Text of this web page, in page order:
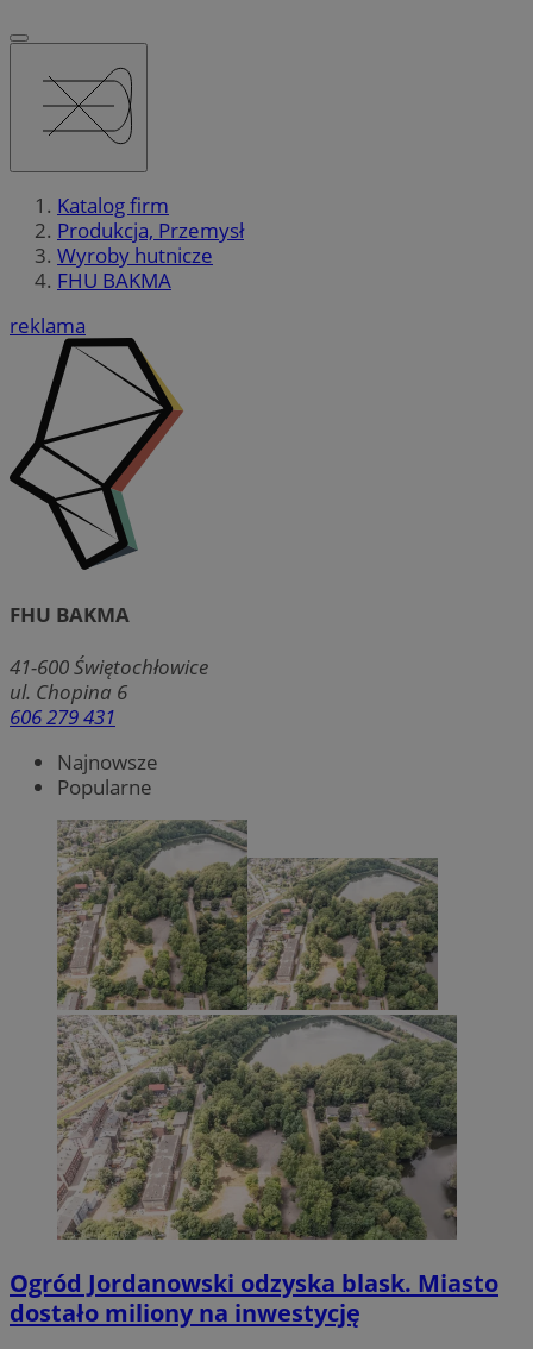
Katalog firm
Produkcja, Przemysł
Wyroby hutnicze
FHU BAKMA
reklama
FHU BAKMA
41-600Świętochłowice
ul. Chopina 6
606 279 431
Najnowsze
Popularne
Ogród Jordanowski odzyska blask. Miasto
dostało miliony na inwestycję